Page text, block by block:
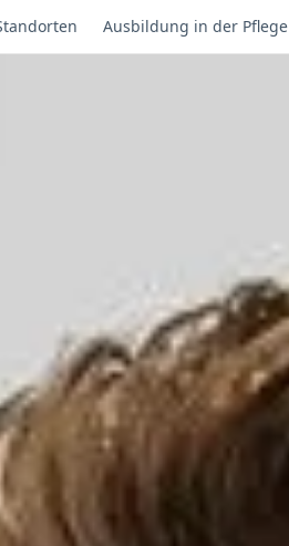
Ausbildung in der Pflege